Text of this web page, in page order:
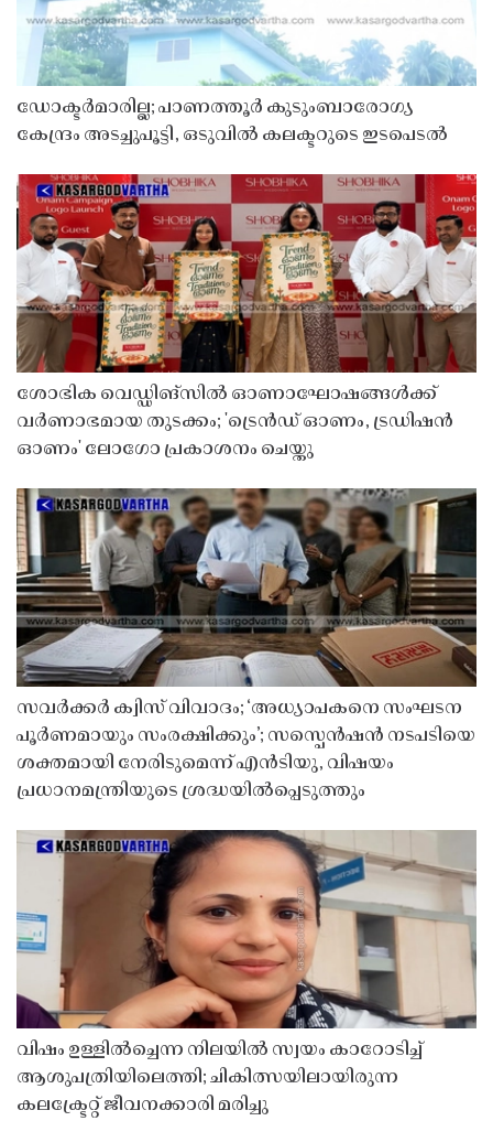
ഡോക്ടർമാരില്ല; പാണത്തൂർ കുടുംബാരോഗ്യ
കേന്ദ്രം അടച്ചുപൂട്ടി, ഒടുവിൽ കലക്ടറുടെ ഇടപെടൽ
ശോഭിക വെഡ്ഡിങ്സിൽ ഓണാഘോഷങ്ങൾക്ക്
വർണാഭമായ തുടക്കം; 'ട്രെൻഡ് ഓണം, ട്രഡിഷൻ
ഓണം' ലോഗോ പ്രകാശനം ചെയ്തു
സവർക്കർ ക്വിസ് വിവാദം; ‘അധ്യാപകനെ സംഘടന
പൂർണമായും സംരക്ഷിക്കും’; സസ്പെൻഷൻ നടപടിയെ
ശക്തമായി നേരിടുമെന്ന് എൻടിയു, വിഷയം
പ്രധാനമന്ത്രിയുടെ ശ്രദ്ധയിൽപ്പെടുത്തും
വിഷം ഉള്ളിൽച്ചെന്ന നിലയിൽ സ്വയം കാറോടിച്ച്
ആശുപത്രിയിലെത്തി; ചികിത്സയിലായിരുന്ന
കലക്ട്രേറ്റ് ജീവനക്കാരി മരിച്ചു